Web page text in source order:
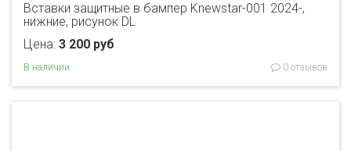
Вставки защитные в бампер Knewstar-001 2024-,
нижние, рисунок DL
Цена: 3 200 руб
В наличии 0 отзывов